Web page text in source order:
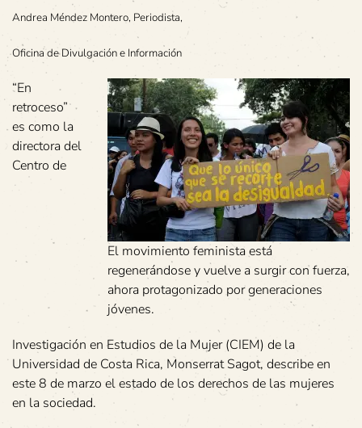
Andrea Méndez Montero, Periodista,
Oficina de Divulgación e Información
El movimiento feminista está
regenerándose y vuelve a surgir con fuerza,
ahora protagonizado por generaciones
jóvenes.
“En
retroceso”
es como la
directora del
Centro de
Investigación en Estudios de la Mujer (CIEM) de la
Universidad de Costa Rica, Monserrat Sagot, describe en
este 8 de marzo el estado de los derechos de las mujeres
en la sociedad.